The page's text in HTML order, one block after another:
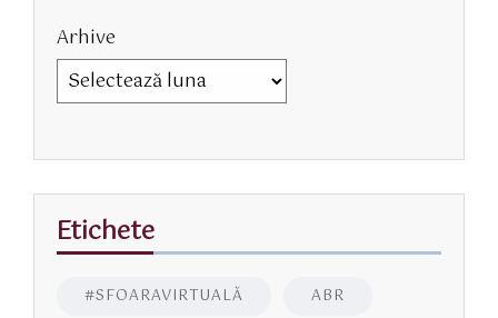
Arhive
Etichete
#SFOARAVIRTUALĂ ABR